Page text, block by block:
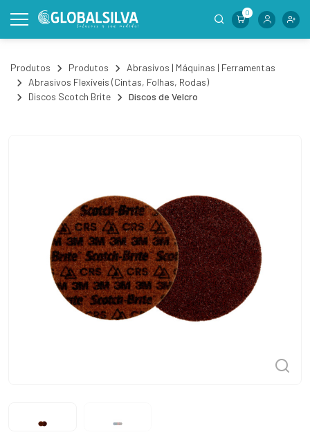
0
Produtos Produtos
Abrasivos | Máquinas | Ferramentas
Abrasivos Flexíveis (Cintas, Folhas, Rodas)
Discos Scotch Brite
Discos de Velcro